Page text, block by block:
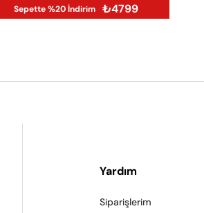
Sepette %20 İndirim ₺4799
Yardım
Siparişlerim